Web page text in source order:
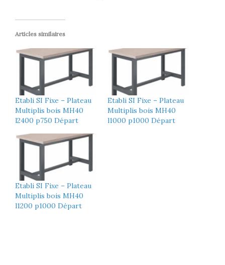
Articles similaires
Etabli SI Fixe – Plateau
Multiplis bois MH40
l2400 p750 Départ
Etabli SI Fixe – Plateau
Multiplis bois MH40
l1000 p1000 Départ
Etabli SI Fixe – Plateau
Multiplis bois MH40
l1200 p1000 Départ